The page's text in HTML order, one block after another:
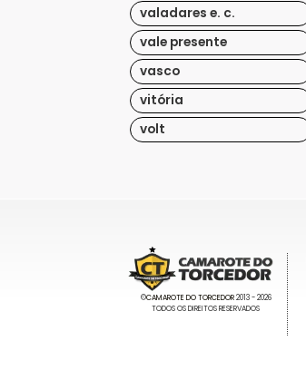
valadares e. c.
vale presente
vasco
vitória
volt
©CAMAROTE DO TORCEDOR2013 - 2026
TODOS OS DIREITOS RESERVADOS